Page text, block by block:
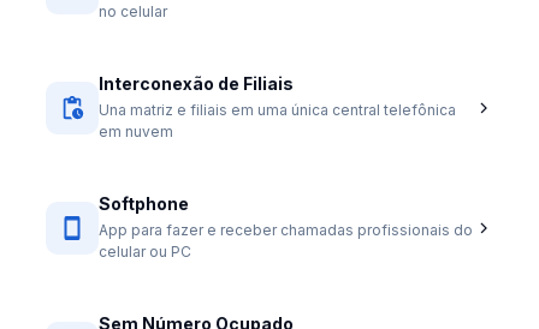
no celular
Interconexão de Filiais
Una matriz e filiais em uma única central telefônica
em nuvem
Softphone
App para fazer e receber chamadas profissionais do
celular ou PC
Sem Número Ocupado